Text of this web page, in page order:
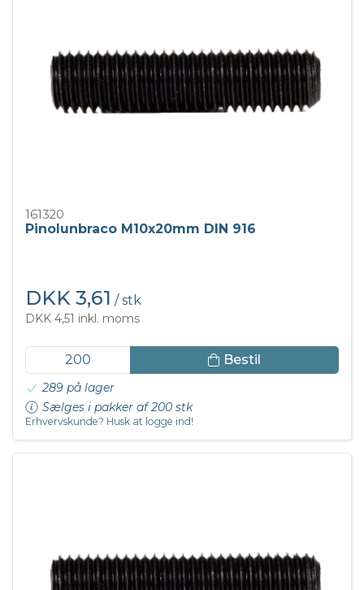
161320
Pinolunbraco M10x20mm DIN 916
DKK 3,61 / stk
DKK 4,51 inkl. moms
Bestil
289 på lager
Sælges i pakker af 200 stk
Erhvervskunde? Husk at logge ind!